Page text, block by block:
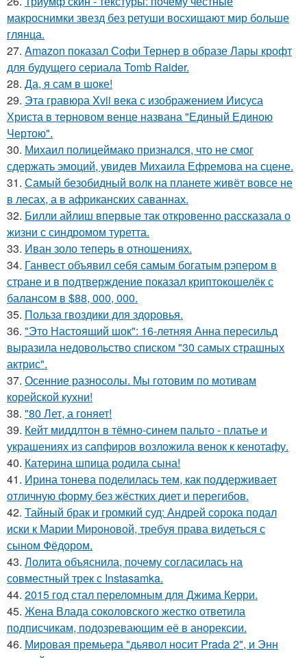
макроснимки звезд без ретуши восхищают мир больше
глянца.
27. Amazon показал Софи Тернер в образе Лары крофт
для будущего сериала Tomb Raider.
28. Да, я сам в шоке!
29. Эта гравюра Xvii века с изображением Иисуса
Христа в терновом венце названа "Единый Единою
Чертою".
30. Михаил полицеймако признался, что не смог
сдержать эмоций, увидев Михаила Ефремова на сцене.
31. Самый безобидный волк на планете живёт вовсе не
в лесах, а в африканских саваннах.
32. Билли айлиш впервые так откровенно рассказала о
жизни с синдромом туретта.
33. Иван золо теперь в отношениях.
34. Ганвест объявил себя самым богатым рэпером в
стране и в подтверждение показал криптокошелёк с
балансом в $88, 000, 000.
35. Польза гвоздики для здоровья.
36. "Это Настоящий шок": 16-летняя Анна пересильд
выразила недовольство списком "30 самых страшных
актрис".
37. Осенние разносолы. Мы готовим по мотивам
корейской кухни!
38. "80 Лет, а гоняет!
39. Кейт миддлтон в тёмно-синем пальто - платье и
украшениях из сапфиров возложила венок к кенотафу.
40. Катерина шпица родила сына!
41. Ирина тонева поделилась тем, как поддерживает
отличную форму без жёстких диет и перегибов.
42. Тайный брак и громкий суд: Андрей сорока подал
иски к Марии Мироновой, требуя права видеться с
сыном Фёдором.
43. Лолита объяснила, почему согласилась на
совместный трек с Instasamka.
44. 2015 год стал переломным для Джима Керри.
45. Жена Влада соколовского жестко ответила
подписчикам, подозревающим её в анорексии.
46. Мировая премьера "дьявол носит Prada 2", и Энн